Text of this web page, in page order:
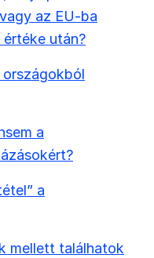
az EU-ba
után?
országokból
a
a
mellett találhatok